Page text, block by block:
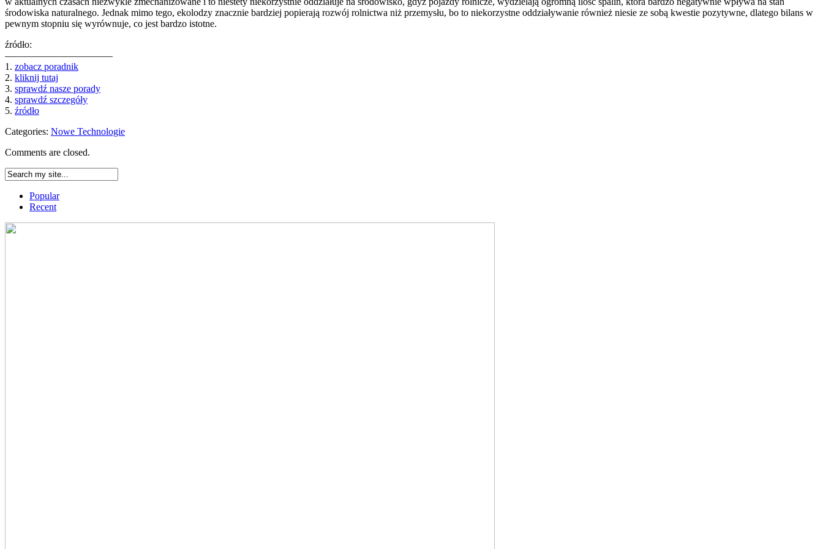
środowiska naturalnego. Jednak mimo tego, ekolodzy znacznie bardziej popierają rozwój rolnictwa niż przemysłu, bo to niekorzystne oddziaływanie również niesie ze sobą kwestie pozytywne, dlatego bilans w
pewnym stopniu się wyrównuje, co jest bardzo istotne.
źródło:
———————————
1. zobacz poradnik
2. kliknij tutaj
3. sprawdź nasze porady
4. sprawdź szczegóły
5. źródło
Categories: Nowe Technologie
Comments are closed.
Popular
Recent